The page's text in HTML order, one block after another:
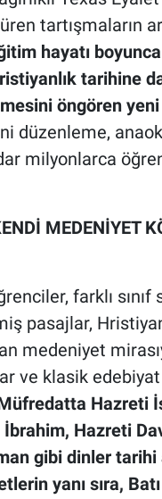
tartışmaların
hayatı
tarihine
öngören
düzenleme,
milyonlarca
MEDENİYET
farklı sınıf
pasajlar,
medeniyet
ve klasik
Hazreti
Hazreti
gibi dinler tarihi
yanı sıra, Batı